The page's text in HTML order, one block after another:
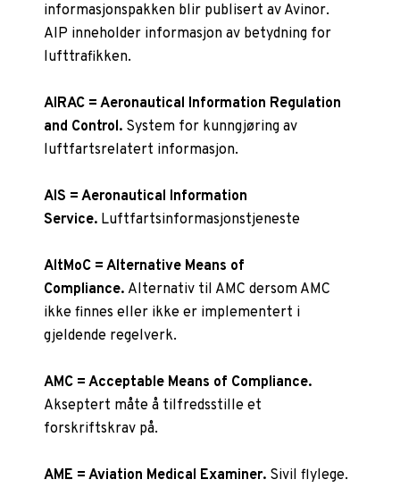
informasjonspakken blir publisert av Avinor.
AIP inneholder informasjon av betydning for
lufttrafikken.
AIRAC = Aeronautical Information Regulation
and Control. System for kunngjøring av
luftfartsrelatert informasjon.
AIS = Aeronautical Information
Service. Luftfartsinformasjonstjeneste
AltMoC = Alternative Means of
Compliance. Alternativ til AMC dersom AMC
ikke finnes eller ikke er implementert i
gjeldende regelverk.
AMC = Acceptable Means of Compliance.
Akseptert måte å tilfredsstille et
forskriftskrav på.
AME = Aviation Medical Examiner. Sivil flylege.